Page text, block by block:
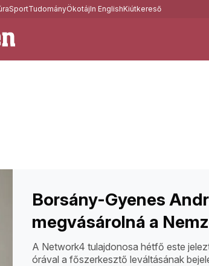
SportTudományÖkotájIn EnglishKiútkereső
Borsány-Gyenes
megvásárolná a
A Network4 tulajdonosa hétfő este
órával a főszerkesztő leváltásának